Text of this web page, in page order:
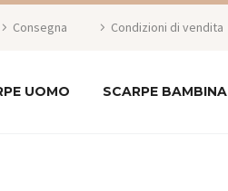
Consegna Condizioni di vendita
UOMO SCARPE BAMBINA